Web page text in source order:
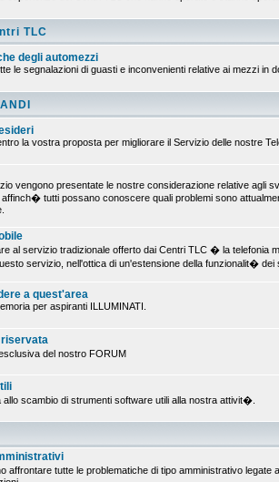
TLC
degli automezzi
le segnalazioni di guasti e inconvenienti relative ai mezzi in
la vostra proposta per migliorare il Servizio delle nostre
vengono presentate le nostre considerazione relative agli
affinch� tutti possano conoscere quali problemi sono
al servizio tradizionale offerto dai Centri TLC � la telefonia
servizio, nell'ottica di un'estensione della funzionalit�
a quest'area
per aspiranti ILLUMINATI.
del nostro FORUM
allo scambio di strumenti software utili alla nostra attivit�.
affrontare tutte le problematiche di tipo amministrativo